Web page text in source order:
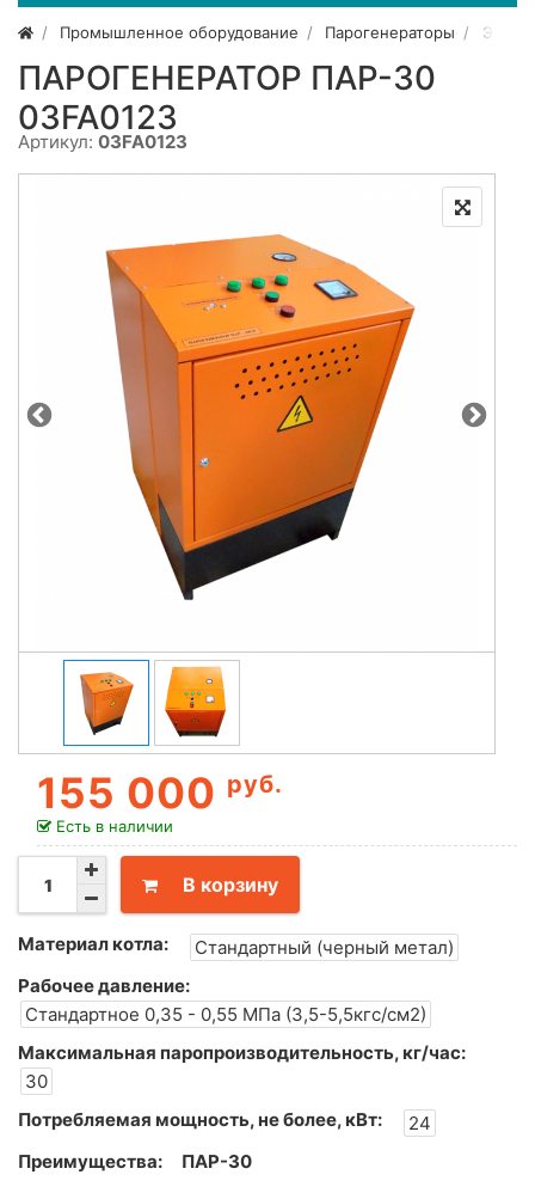
Промышленное оборудование Парогенераторы
ПАРОГЕНЕРАТОР ПАР-30
03FA0123
Артикул: 03FA0123
155 000 руб.
Есть в наличии
В корзину
Материал котла:
Стандартный (черный метал)
Рабочее давление:
Стандартное 0,35 - 0,55 МПа (3,5-5,5кгс/см2)
Максимальная паропроизводительность, кг/час:
30
Потребляемая мощность, не более, кВт:
24
Преимущества:
ПАР-30